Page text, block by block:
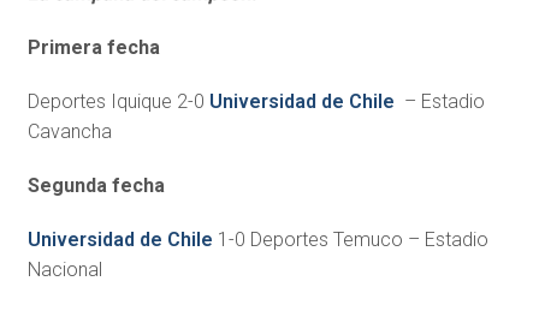
Primera fecha
Deportes Iquique 2-0 Universidad de Chile – Estadio
Cavancha
Segunda fecha
Universidad de Chile 1-0 Deportes Temuco – Estadio
Nacional